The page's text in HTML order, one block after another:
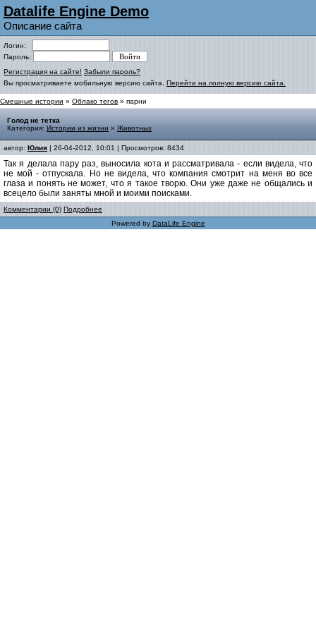
Datalife Engine Demo
Описание сайта
Логин:
Пароль:
Регистрация на сайте! Забыли пароль?
Вы просматриваете мобильную версию сайта. Перейти на полную версию сайта.
Смешные истории » Облако тегов » парни
Голод не тетка
Категория: Истории из жизни » Животных
автор: Юлия | 26-04-2012, 10:01 | Просмотров: 8434
Так я делала пару раз, выносила кота и рассматривала - если видела, что
не мой - отпускала. Но не видела, что компания смотрит на меня во все
глаза и понять не может, что я такое творю. Они уже даже не общались и
всецело были заняты мной и моими поисками.
Комментарии (0) Подробнее
Powered by DataLife Engine